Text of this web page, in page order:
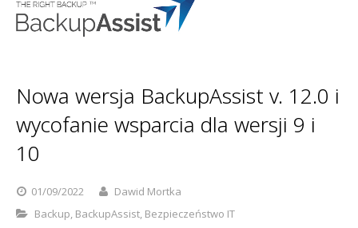
Nowa wersja BackupAssist v. 12.0 i
wycofanie wsparcia dla wersji 9 i
10
01/09/2022
Dawid Mortka
Backup, BackupAssist, Bezpieczeństwo IT